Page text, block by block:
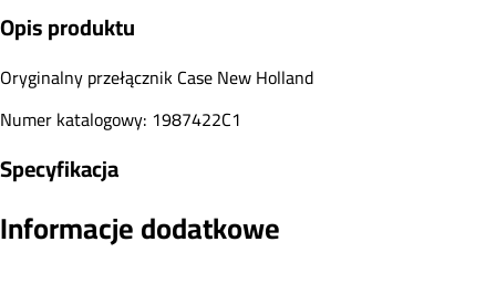
Opis produktu
Oryginalny przełącznik Case New Holland
Numer katalogowy: 1987422C1
Specyfikacja
Informacje dodatkowe